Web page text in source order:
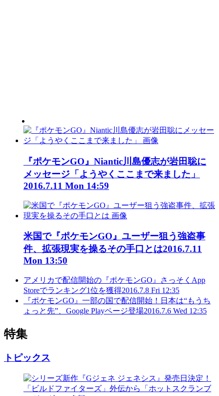
『ポケモンGO』Niantic川島優志が岩田聡に
メッセージ「ようやくここまで来ました」
2016.7.11 Mon 14:59
米国で『ポケモンGO』ユーザー狙う強盗事
件、拡張現実を操るその手口とは2016.7.11
Mon 13:50
アメリカで配信開始の『ポケモンGO』さっそくApp
Storeでランキング1位を獲得2016.7.8 Fri 12:35
『ポケモンGO』一部の国で配信開始！日本は“もうち
ょっと先”、Google Playページ登場2016.7.6 Wed 12:35
特集
トピックス